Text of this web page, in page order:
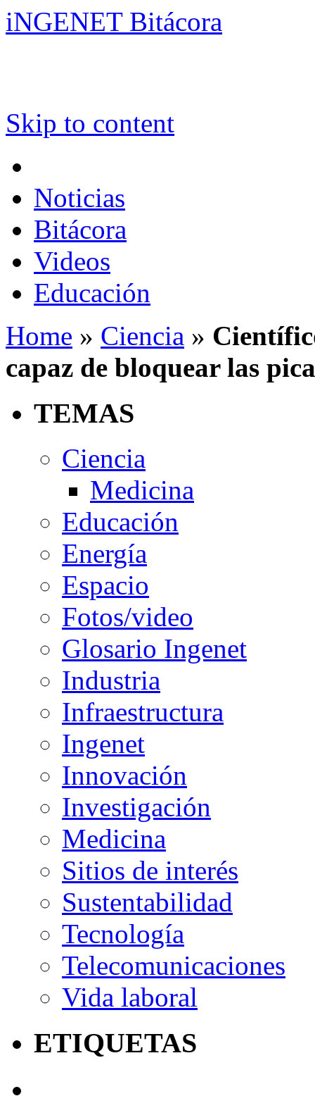
iNGENET Bitácora
Skip to content
Noticias
Bitácora
Videos
Educación
Home » Ciencia »
capaz de bloquear las
TEMAS
Ciencia
Medicina
Educación
Energía
Espacio
Fotos/video
Glosario Ingenet
Industria
Infraestructura
Ingenet
Innovación
Investigación
Medicina
Sitios de interés
Sustentabilidad
Tecnología
Telecomunicaciones
Vida laboral
ETIQUETAS